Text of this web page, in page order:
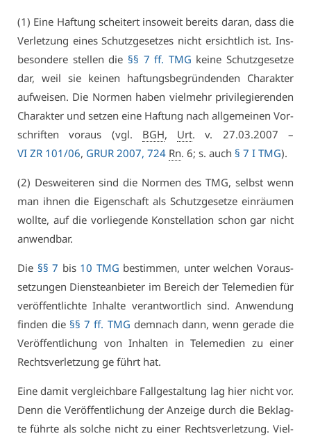
(1) Ei­ne Haf­tung schei­tert in­so­weit be­reits dar­an, dass die
Ver­let­zung ei­nes Schutz­ge­set­zes nicht er­sicht­lich ist. Ins­
be­son­de­re stel­len die §§ 7 ff. TMG kei­ne Schutz­ge­set­ze
dar, weil sie kei­nen haf­tungs­be­grün­den­den Cha­rak­ter
auf­wei­sen. Die Nor­men ha­ben viel­mehr pri­vi­le­gie­ren­den
Cha­rak­ter und set­zen ei­ne Haf­tung nach all­ge­mei­nen Vor­
schrif­ten vor­aus (vgl. BGH, Urt. v. 27.03.2007 –
VI ZR 101/06, GRUR 2007, 724 Rn. 6; s. auch § 7 I TMG).
(2) Des­wei­te­ren sind die Nor­men des TMG, selbst wenn
man ih­nen die Ei­gen­schaft als Schutz­ge­set­ze ein­räu­men
woll­te, auf die vor­lie­gen­de Kon­stel­la­ti­on schon gar nicht
an­wend­bar.
Die §§ 7 bis 10 TMG be­stim­men, un­ter wel­chen Vor­aus­
set­zun­gen Diens­te­an­bie­ter im Be­reich der Te­le­me­di­en für
ver­öf­fent­lich­te In­hal­te ver­ant­wort­lich sind. An­wen­dung
fin­den die §§ 7 ff. TMG dem­nach dann, wenn ge­ra­de die
Ver­öf­fent­li­chung von In­hal­ten in Te­le­me­di­en zu ei­ner
Rechts­ver­let­zung ge führt hat.
Ei­ne da­mit ver­gleich­ba­re Fall­ge­stal­tung lag hier nicht vor.
Denn die Ver­öf­fent­li­chung der An­zei­ge durch die Be­klag­
te führ­te als sol­che nicht zu ei­ner Rechts­ver­let­zung. Viel­